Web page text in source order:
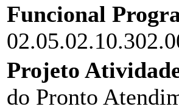
Funcional
Projeto
do Pronto